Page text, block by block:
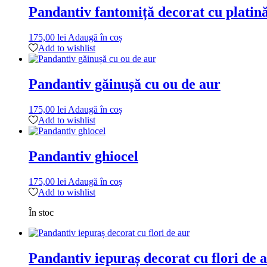
Pandantiv fantomiță decorat cu
175,00 lei Adaugă în coș
Add to wishlist
Pandantiv găinușă cu ou de aur
175,00 lei Adaugă în coș
Add to wishlist
Pandantiv ghiocel
175,00 lei Adaugă în coș
Add to wishlist
În stoc
Pandantiv iepuraș decorat cu flori de